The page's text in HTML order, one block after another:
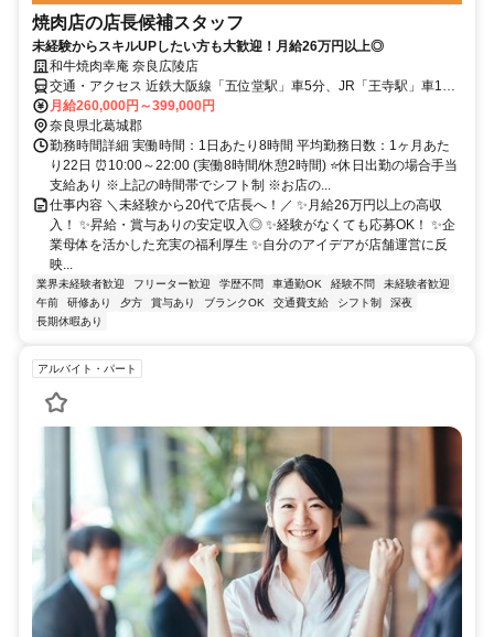
焼肉店の店長候補スタッフ
未経験からスキルUPしたい方も大歓迎！月給26万円以上◎
和牛焼肉幸庵 奈良広陵店
交通・アクセス 近鉄大阪線「五位堂駅」車5分、JR「王寺駅」車15
分
月給260,000円～399,000円
奈良県北葛城郡
勤務時間詳細 実働時間：1日あたり8時間 平均勤務日数：1ヶ月あた
り22日 ⏰10:00～22:00 (実働8時間/休憩2時間) ⭐休日出勤の場合手当
支給あり ※上記の時間帯でシフト制 ※お店の...
仕事内容 ＼未経験から20代で店長へ！／ ✨月給26万円以上の高収
入！ ✨昇給・賞与ありの安定収入◎ ✨経験がなくても応募OK！ ✨企
業母体を活かした充実の福利厚生 ✨自分のアイデアが店舗運営に反
映...
業界未経験者歓迎 フリーター歓迎 学歴不問 車通勤OK 経験不問
未経験者歓迎
午前
研修あり 夕方 賞与あり ブランクOK 交通費支給 シフト制
深夜
長期休暇あり
アルバイト・パート